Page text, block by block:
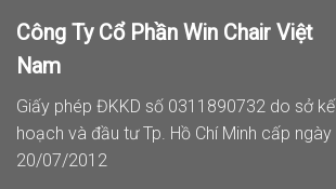
Công Ty Cổ Phần Win Chair Việt
Nam
Giấy phép ĐKKD số 0311890732 do sở kế
hoạch và đầu tư Tp. Hồ Chí Minh cấp ngày
20/07/2012